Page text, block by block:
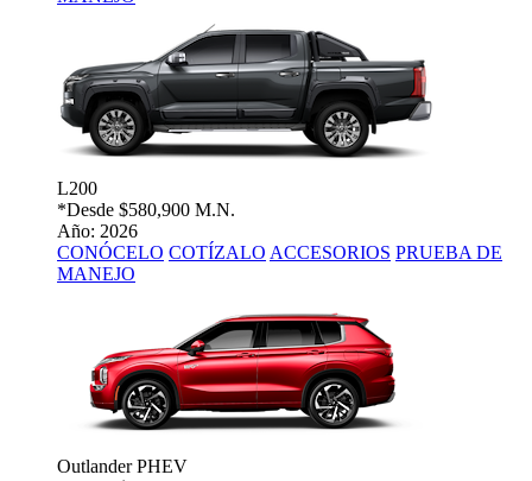
L200
*Desde $580,900 M.N.
Año: 2026
CONÓCELO COTÍZALO ACCESORIOS PRUEBA DE
MANEJO
Outlander PHEV